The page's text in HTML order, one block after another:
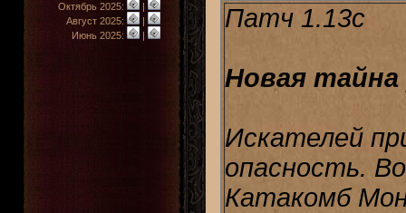
Октябрь 2025:
|
Август 2025:
|
Июнь 2025:
|
Патч 1.13с
Новая
Искателей
опасность.
Катакомб